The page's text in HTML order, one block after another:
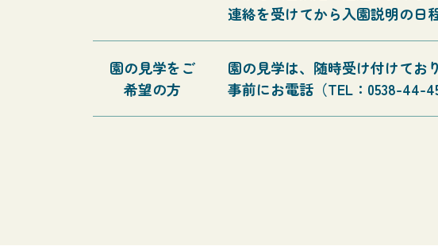
連絡を受けてから入園説明の日
園の見学をご
希望の方
園の見学は、随時受け付けてお
事前にお電話（TEL：0538-44-